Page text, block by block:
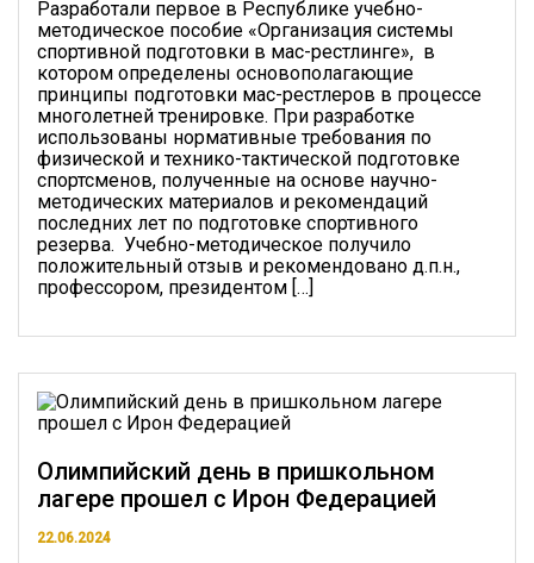
Разработали первое в Республике учебно-
методическое пособие «Организация системы
спортивной подготовки в мас-рестлинге», в
котором определены основополагающие
принципы подготовки мас-рестлеров в процессе
многолетней тренировке. При разработке
использованы нормативные требования по
физической и технико-тактической подготовке
спортсменов, полученные на основе научно-
методических материалов и рекомендаций
последних лет по подготовке спортивного
резерва. Учебно-методическое получило
положительный отзыв и рекомендовано д.п.н.,
профессором, президентом […]
Олимпийский день в пришкольном
лагере прошел с Ирон Федерацией
22.06.2024